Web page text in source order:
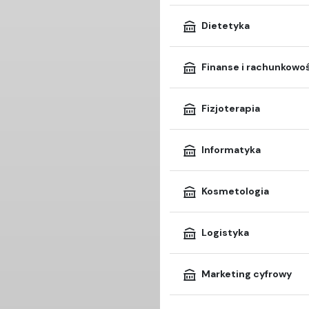
Dietetyka
Finanse i
Fizjoterapia
Informatyka
Kosmetologia
Logistyka
Marketing cyfrowy